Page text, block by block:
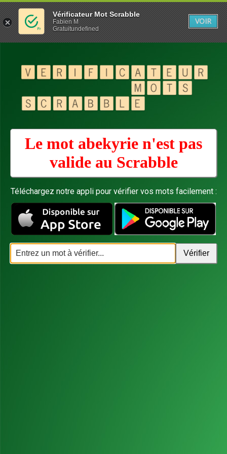
Le mot abekyrie n'est pas
valide au Scrabble
Téléchargez notre appli pour vérifier vos mots facilement :
Vérificateur Mot Scrabble
Fabien M
Gratuitundefined
VOIR